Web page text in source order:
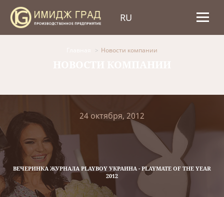
RU
Новости компании
24 октября, 2012
ВЕЧЕРИНКА ЖУРНАЛА PLAYBOY УКРАИНА - PLAYMATE OF THE YEAR
2012